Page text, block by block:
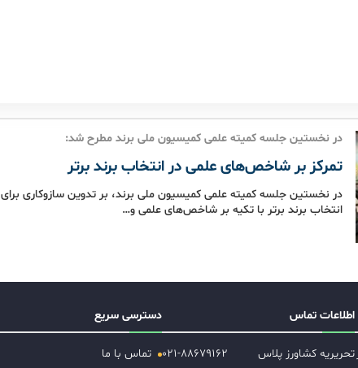
در نخستین جلسه کمیته علمی کمیسیون ملی برند مطرح شد:
تمرکز بر شاخص‌های علمی در انتخاب برند برتر
در نخستین جلسه کمیته علمی کمیسیون ملی برند، بر تدوین سازوکاری برای
انتخاب برند برتر با تکیه بر شاخص‌های علمی و…
اطلاعات تماس
تحریریه کشاورز پلاس
۰۲۱-۸۸۶۷۹۱۶۲
دسترسی سریع
تماس با ما